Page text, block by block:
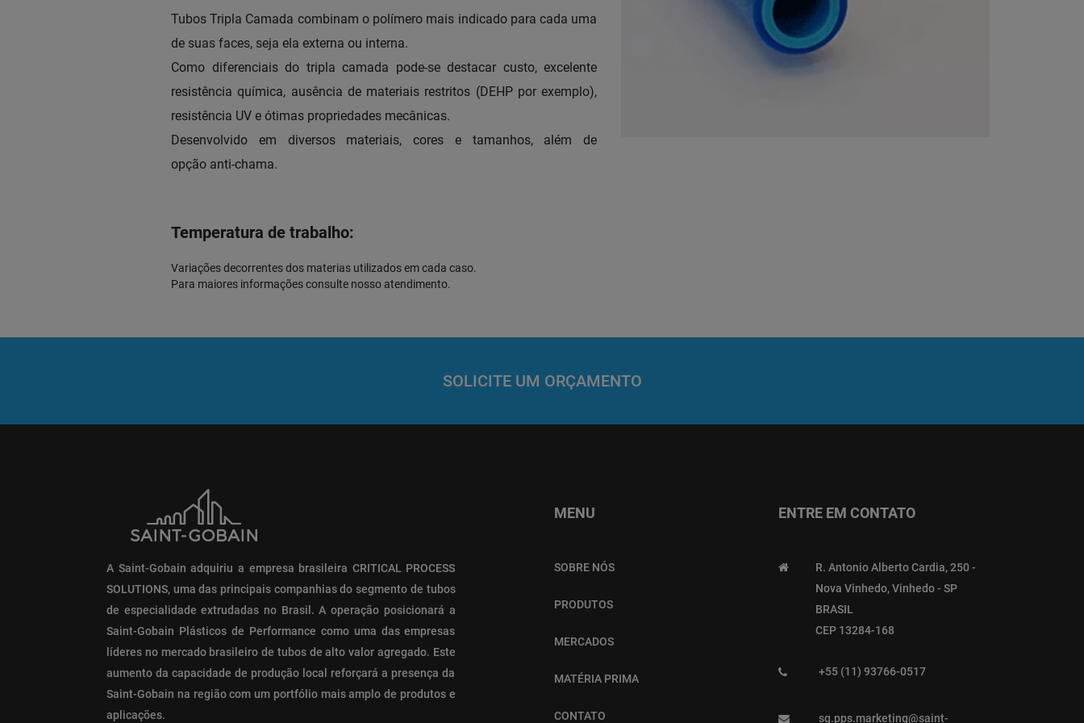
Tubos Tripla Camada combinam o polímero mais indicado para cada uma
de suas faces, seja ela externa ou interna.
Como diferenciais do tripla camada pode-se destacar custo, excelente
resistência química, ausência de materiais restritos (DEHP por exemplo),
resistência UV e ótimas propriedades mecânicas.
Desenvolvido em diversos materiais, cores e tamanhos, além de
opção anti-chama.
Temperatura de trabalho:
Variações decorrentes dos materias utilizados em cada caso.
Para maiores informações consulte nosso atendimento.
SOLICITE UM ORÇAMENTO
A Saint-Gobain adquiriu a empresa brasileira CRITICAL PROCESS
SOLUTIONS, uma das principais companhias do segmento de tubos
de especialidade extrudadas no Brasil. A operação posicionará a
Saint-Gobain Plásticos de Performance como uma das empresas
líderes no mercado brasileiro de tubos de alto valor agregado. Este
aumento da capacidade de produção local reforçará a presença da
Saint-Gobain na região com um portfólio mais amplo de produtos e
aplicações.
MENU
SOBRE NÓS
PRODUTOS
MERCADOS
MATÉRIA PRIMA
CONTATO
ENTRE EM CONTATO
R. Antonio Alberto Cardia, 250 -
Nova Vinhedo, Vinhedo - SP
BRASIL
CEP 13284-168
+55 (11) 93766-0517
sg.pps.marketing@saint-